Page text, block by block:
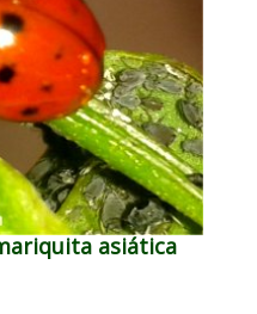
asiática